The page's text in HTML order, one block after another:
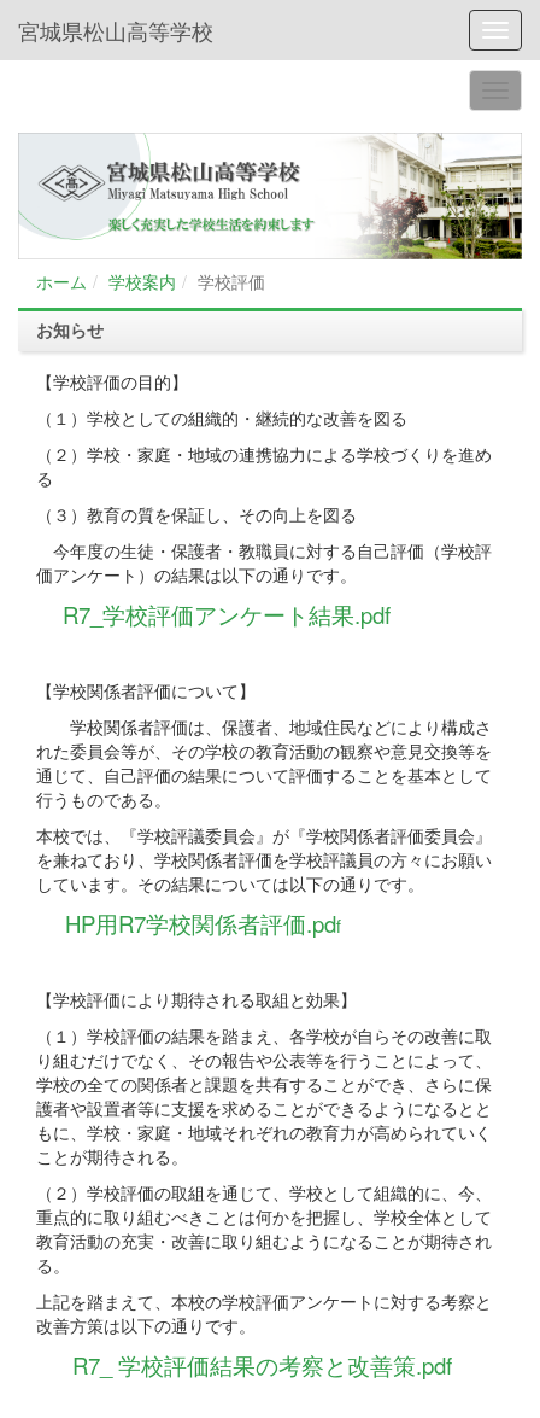
宮城県松山高等学校
ホーム 学校案内
学校評価
お知らせ
【学校評価の目的】
（１）学校としての組織的・継続的な改善を図る
（２）学校・家庭・地域の連携協力による学校づくりを進め
る
（３）教育の質を保証し、その向上を図る
今年度の生徒・保護者・教職員に対する自己評価（学校評
価アンケート）の結果は以下の通りです。
R7_学校評価アンケート結果.pdf
【学校関係者評価について】
学校関係者評価は、保護者、地域住民などにより構成さ
れた委員会等が、その学校の教育活動の観察や意見交換等を
通じて、自己評価の結果について評価することを基本として
行うものである。
本校では、『学校評議委員会』が『学校関係者評価委員会』
を兼ねており、学校関係者評価を学校評議員の方々にお願い
しています。その結果については以下の通りです。
HP用R7学校関係者評価.pdf
【学校評価により期待される取組と効果】
（１）学校評価の結果を踏まえ、各学校が自らその改善に取
り組むだけでなく、その報告や公表等を行うことによって、
学校の全ての関係者と課題を共有することができ、さらに保
護者や設置者等に支援を求めることができるようになるとと
もに、学校・家庭・地域それぞれの教育力が高められていく
ことが期待される。
（２）学校評価の取組を通じて、学校として組織的に、今、
重点的に取り組むべきことは何かを把握し、学校全体として
教育活動の充実・改善に取り組むようになることが期待され
る。
上記を踏まえて、本校の学校評価アンケートに対する考察と
改善方策は以下の通りです。
R7_ 学校評価結果の考察と改善策.pdf